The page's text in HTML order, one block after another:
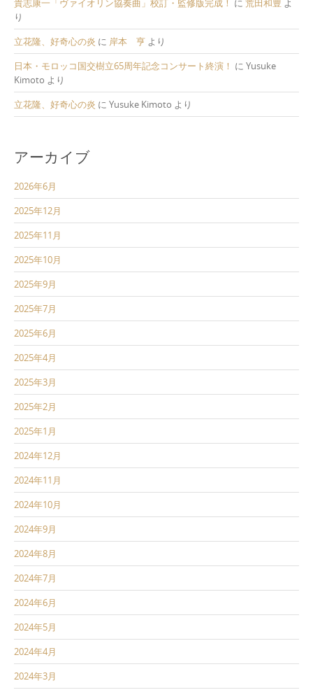
貴志康一「ヴァイオリン協奏曲」校訂・監修版完成！ に 荒田和豊 よ
り
立花隆、好奇心の炎 に 岸本 亨 より
日本・モロッコ国交樹立65周年記念コンサート終演！ に Yusuke
Kimoto より
立花隆、好奇心の炎 に Yusuke Kimoto より
アーカイブ
2026年6月
2025年12月
2025年11月
2025年10月
2025年9月
2025年7月
2025年6月
2025年4月
2025年3月
2025年2月
2025年1月
2024年12月
2024年11月
2024年10月
2024年9月
2024年8月
2024年7月
2024年6月
2024年5月
2024年4月
2024年3月